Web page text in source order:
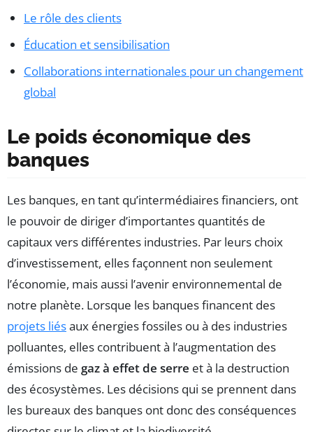
Le rôle des clients
Éducation et sensibilisation
Collaborations internationales pour un changement
global
Le poids économique des
banques
Les banques, en tant qu’intermédiaires financiers, ont
le pouvoir de diriger d’importantes quantités de
capitaux vers différentes industries. Par leurs choix
d’investissement, elles façonnent non seulement
l’économie, mais aussi l’avenir environnemental de
notre planète. Lorsque les banques financent des
projets liésaux énergies fossiles ou à des industries
polluantes, elles contribuent à l’augmentation des
émissions de gaz à effet de serre et à la destruction
des écosystèmes. Les décisions qui se prennent dans
les bureaux des banques ont donc des conséquences